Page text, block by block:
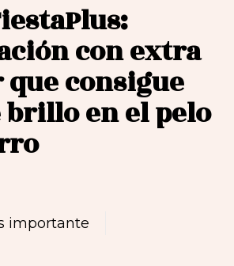
con extra
que consigue
en el pelo
importante